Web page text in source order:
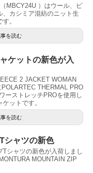
MBCY24U ）はウール、ビ
、カシミア混紡のニット生
。
を読む
ケットの新色が入
2 JACKET WOMAN
POLARTEC THERMAL PRO
ーストレッチPROを使用し
ットです。
を読む
シャツの新色
Tシャツの新色が入荷しまし
MOUNTAIN ZIP